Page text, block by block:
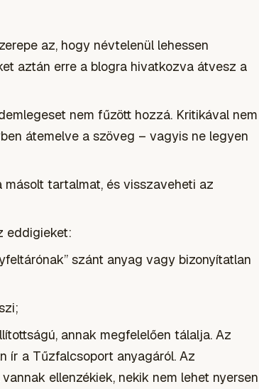
az, hogy névtelenül lehessen
aztán erre a blogra hivatkozva átvesz a
nem fűzött hozzá. Kritikával nem
átemelve a szöveg – vagyis ne legyen
tartalmat, és visszaveheti az
eddigieket:
szánt anyag vagy bizonyítatlan
annak megfelelően tálalja. Az
ír a Tűzfalcsoport anyagáról. Az
ellenzékiek, nekik nem lehet nyersen